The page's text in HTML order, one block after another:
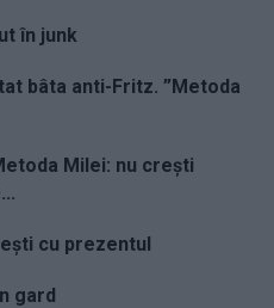
în junk
bâta anti-Fritz. ”Metoda
Milei: nu crești
cu prezentul
gard